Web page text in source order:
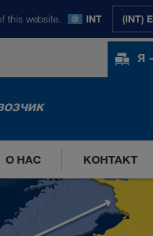
this website. INT (INT)
Я
О НАС КОНТАКТ